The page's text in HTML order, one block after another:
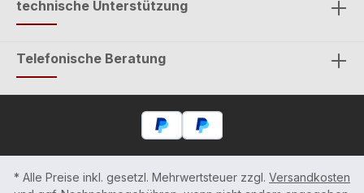
technische Unterstützung
Telefonische Beratung
* Alle Preise inkl. gesetzl. Mehrwertsteuer zzgl. Versandkosten